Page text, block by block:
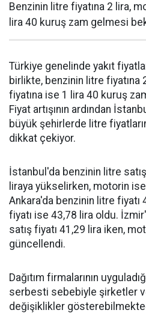
Benzinin litre fiyatına 2 lira,
lira 40 kuruş zam gelmesi
Türkiye genelinde yakıt
birlikte, benzinin litre fiyatına
fiyatına ise 1 lira 40 kuruş
Fiyat artışının ardından
büyük şehirlerde litre
dikkat çekiyor.
İstanbul'da benzinin litre
liraya yükselirken, motorin ise
Ankara'da benzinin litre fiyatı
fiyatı ise 43,78 lira oldu.
satış fiyatı 41,29 lira iken,
güncellendi.
Dağıtım firmalarının
serbesti sebebiyle şirketler
değişiklikler